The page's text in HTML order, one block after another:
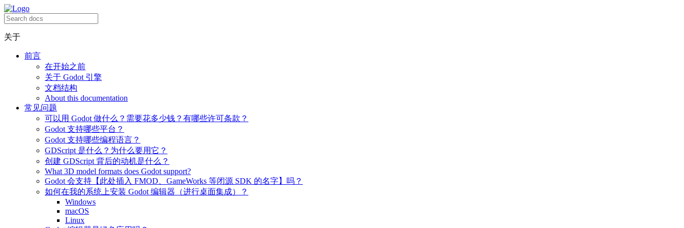
关于
前言
在开始之前
关于 Godot 引擎
文档结构
About this documentation
常见问题
可以用 Godot 做什么？需要花多少钱？有哪些许可条款？
Godot 支持哪些平台？
Godot 支持哪些编程语言？
GDScript 是什么？为什么要用它？
创建 GDScript 背后的动机是什么？
What 3D model formats does Godot support?
Godot 会支持【此处插入 FMOD、GameWorks 等闭源 SDK 的名字】吗？
如何在我的系统上安装 Godot 编辑器（进行桌面集成）？
Windows
macOS
Linux